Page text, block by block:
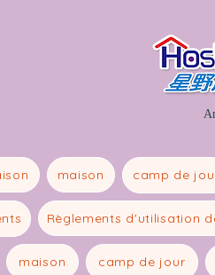
maison camp de
Règlements d'utilisation
maison camp de jour